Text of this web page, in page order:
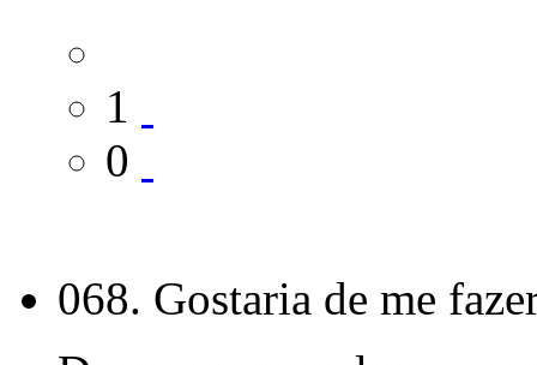
1
0
068. Gostaria de me